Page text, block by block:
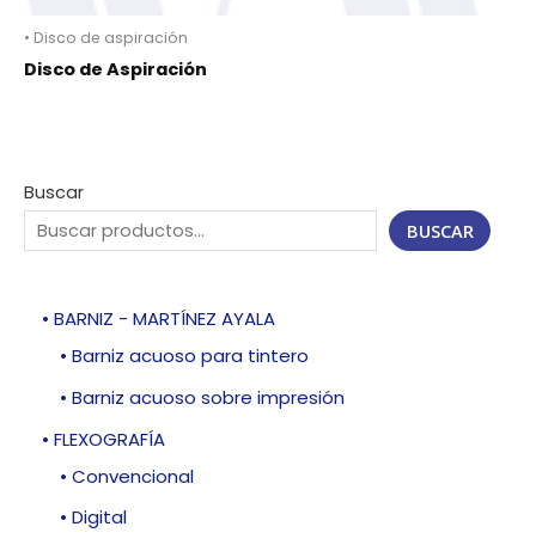
Buscar
BUSCAR
• BARNIZ - MARTÍNEZ AYALA
• Barniz acuoso para tintero
• Barniz acuoso sobre impresión
• FLEXOGRAFÍA
• Convencional
• Digital
• Disco de aspiración
Disco de Aspiración